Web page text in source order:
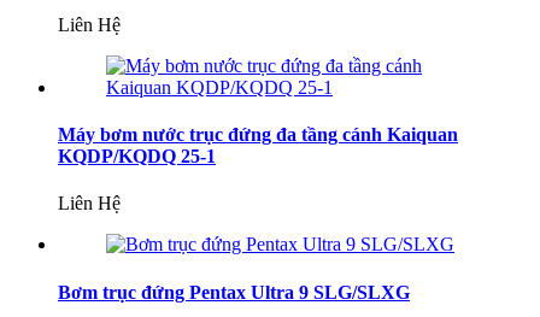
Liên Hệ
Máy bơm nước trục đứng đa tầng cánh Kaiquan
KQDP/KQDQ 25-1
Liên Hệ
Bơm trục đứng Pentax Ultra 9 SLG/SLXG